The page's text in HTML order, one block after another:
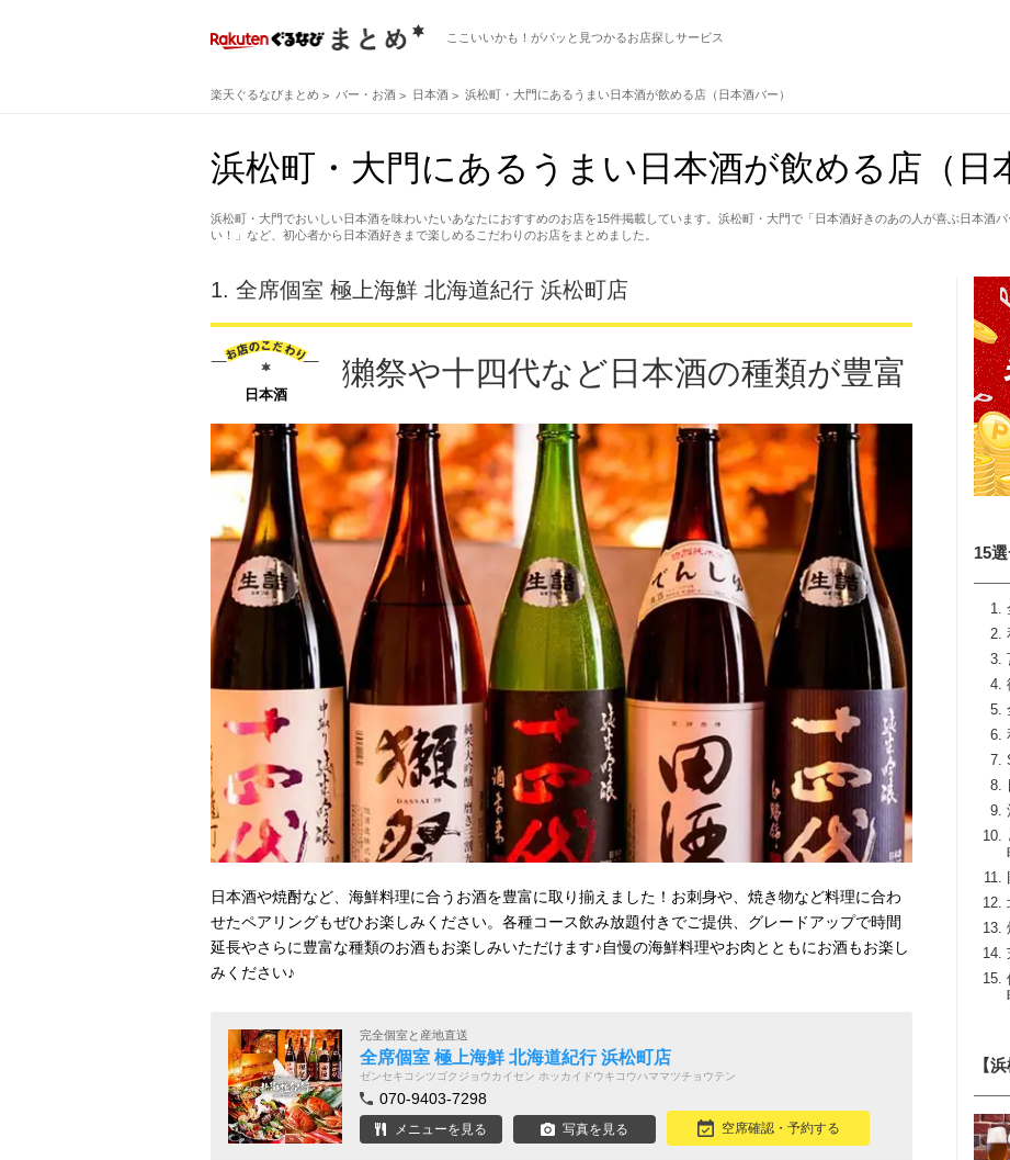
ここいいかも！がパッと見つかるお店探しサービス
楽天ぐるなびまとめ バー・お酒 日本酒 浜松町・大門にあるうまい日本酒が飲める店（日本酒バー）
浜松町・大門にあるうまい日本酒が飲める店（日
浜松町・大門でおいしい日本酒を味わいたいあなたにおすすめのお店を15件掲載しています。浜松町・大門で「日本酒好きのあの人が喜ぶ日本酒
い！」など、初心者から日本酒好きまで楽しめるこだわりのお店をまとめました。
15
1. 全席個室 極上海鮮 北海道紀行 浜松町店
日本酒
獺祭や十四代など日本酒の種類が豊富
日本酒や焼酎など、海鮮料理に合うお酒を豊富に取り揃えました！お刺身や、焼き物など料理に合わ
せたペアリングもぜひお楽しみください。各種コース飲み放題付きでご提供、グレードアップで時間
延長やさらに豊富な種類のお酒もお楽しみいただけます♪自慢の海鮮料理やお肉とともにお酒もお楽し
みください♪
完全個室と産地直送
全席個室 極上海鮮 北海道紀行 浜松町店
ゼンセキコシツゴクジョウカイセン ホッカイドウキコウハママツチョウテン
070-9403-7298
メニューを見る 写真を見る 空席確認・予約する
【